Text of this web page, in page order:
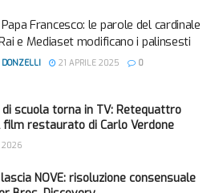
Francesco: le parole del cardinale
e Mediaset modificano i palinsesti
DONZELLI 21 APRILE 2025 0
di scuola torna in TV: Retequattro
film restaurato di Carlo Verdone
2026
NOVE: risoluzione consensuale